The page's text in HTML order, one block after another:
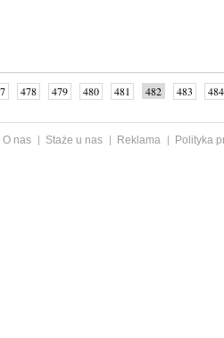
478 479 480 481 482 483
484
O nas Staże u nas Reklama
Polityka